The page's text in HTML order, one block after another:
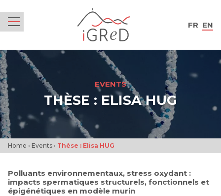
FR EN
EVENTS
THÈSE : ELISA HUG
Home › Events › Thèse : Elisa HUG
Polluants environnementaux, stress oxydant :
impacts spermatiques structurels, fonctionnels et
épigénétiques en modèle murin